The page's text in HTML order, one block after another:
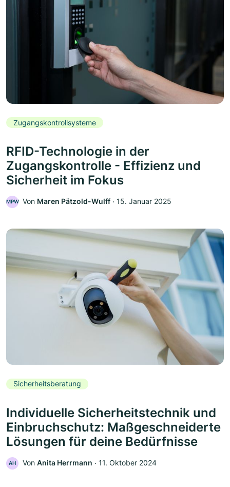
Zugangskontrollsysteme
RFID-Technologie in der
Zugangskontrolle - Effizienz und
Sicherheit im Fokus
MPW Von Maren Pätzold-Wulff ‧ 15. Januar 2025
Sicherheitsberatung
Individuelle Sicherheitstechnik und
Einbruchschutz: Maßgeschneiderte
Lösungen für deine Bedürfnisse
AH Von Anita Herrmann ‧ 11. Oktober 2024